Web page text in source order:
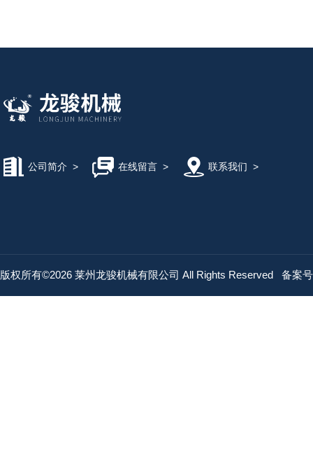
公司简介 > 在线留言> 联系我们 >
版权所有©2026 莱州龙骏机械有限公司 All Rights Reserved 备案